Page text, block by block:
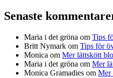
Senaste
Maria i det gröna om Tips
Britt Nymark om Tips för
Monica om Mer lättskött
Maria i det gröna om Mer
Monica Gramadies om Mer